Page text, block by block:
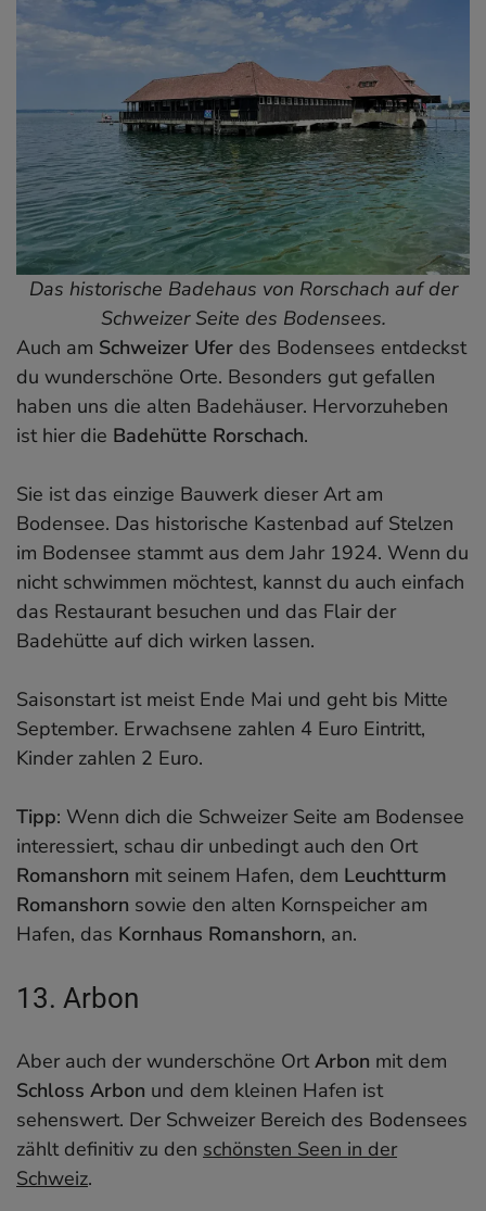
Das historische Badehaus von Rorschach auf der
Schweizer Seite des Bodensees.
Auch am Schweizer Ufer des Bodensees entdeckst
du wunderschöne Orte. Besonders gut gefallen
haben uns die alten Badehäuser. Hervorzuheben
ist hier die Badehütte Rorschach.
Sie ist das einzige Bauwerk dieser Art am
Bodensee. Das historische Kastenbad auf Stelzen
im Bodensee stammt aus dem Jahr 1924. Wenn du
nicht schwimmen möchtest, kannst du auch einfach
das Restaurant besuchen und das Flair der
Badehütte auf dich wirken lassen.
Saisonstart ist meist Ende Mai und geht bis Mitte
September. Erwachsene zahlen 4 Euro Eintritt,
Kinder zahlen 2 Euro.
Tipp: Wenn dich die Schweizer Seite am Bodensee
interessiert, schau dir unbedingt auch den Ort
Romanshorn mit seinem Hafen, dem Leuchtturm
Romanshorn sowie den alten Kornspeicher am
Hafen, das Kornhaus Romanshorn, an.
13. Arbon
Aber auch der wunderschöne OrtArbon mit dem
Schloss Arbon und dem kleinen Hafen ist
sehenswert. Der Schweizer Bereich des Bodensees
zählt definitiv zu den schönsten Seen in der
Schweiz.